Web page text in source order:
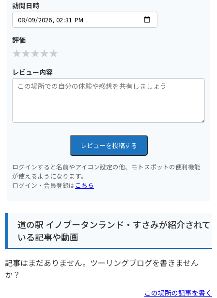
訪問日時
評価
レビュー内容
レビューを投稿する
ログインすると名前やアイコン設定の他、モトスポットの便利機能
が使えるようになります。
ログイン・会員登録はこちら
道の駅 イノブータンランド・すさみが紹介されて
いる記事や動画
記事はまだありません。ツーリングブログを書きません
か？
この場所の記事を書く